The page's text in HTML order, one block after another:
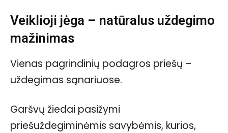
Veiklioji jėga – natūralus uždegimo
mažinimas
Vienas pagrindinių podagros priešų –
uždegimas sąnariuose.
Garšvų žiedai pasižymi
priešuždegiminėmis savybėmis, kurios,